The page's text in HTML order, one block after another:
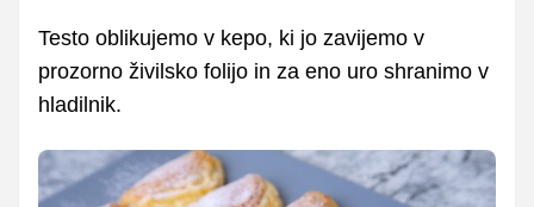
Testo oblikujemo v kepo, ki jo zavijemo v
prozorno živilsko folijo in za eno uro shranimo v
hladilnik.